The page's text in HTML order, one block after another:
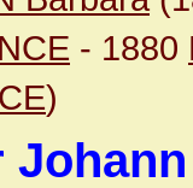
- 1880
)
Johann